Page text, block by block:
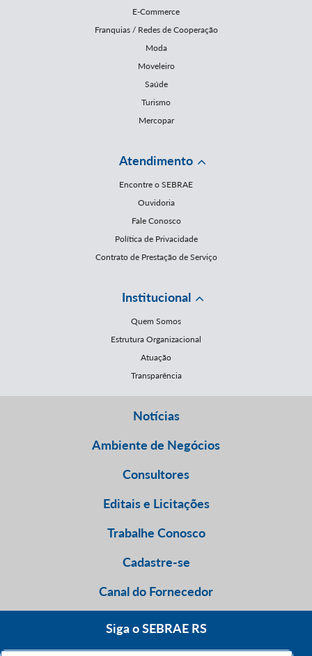
E-Commerce
Franquias / Redes de Cooperação
Moda
Moveleiro
Saúde
Turismo
Mercopar
Atendimento
Encontre o SEBRAE
Ouvidoria
Fale Conosco
Política de Privacidade
Contrato de Prestação de Serviço
Institucional
Quem Somos
Estrutura Organizacional
Atuação
Transparência
Notícias
Ambiente de Negócios
Consultores
Editais e Licitações
Trabalhe Conosco
Cadastre-se
Canal do Fornecedor
Siga o SEBRAE RS